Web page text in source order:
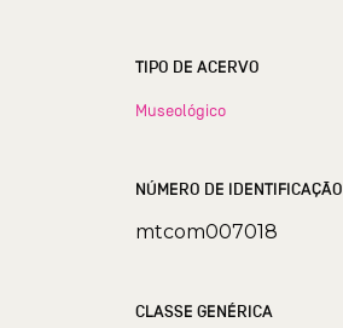
TIPO DE ACERVO
Museológico
NÚMERO DE IDENTIFICAÇÃO
mtcom007018
CLASSE GENÉRICA